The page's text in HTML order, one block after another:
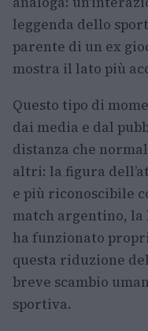
leggenda dello
parente di un ex
mostra il lato più
Questo tipo di
dai media e dal
distanza che
altri: la figura
e più riconoscibile
match argentino, la
ha funzionato
questa riduzione
breve scambio
sportiva.